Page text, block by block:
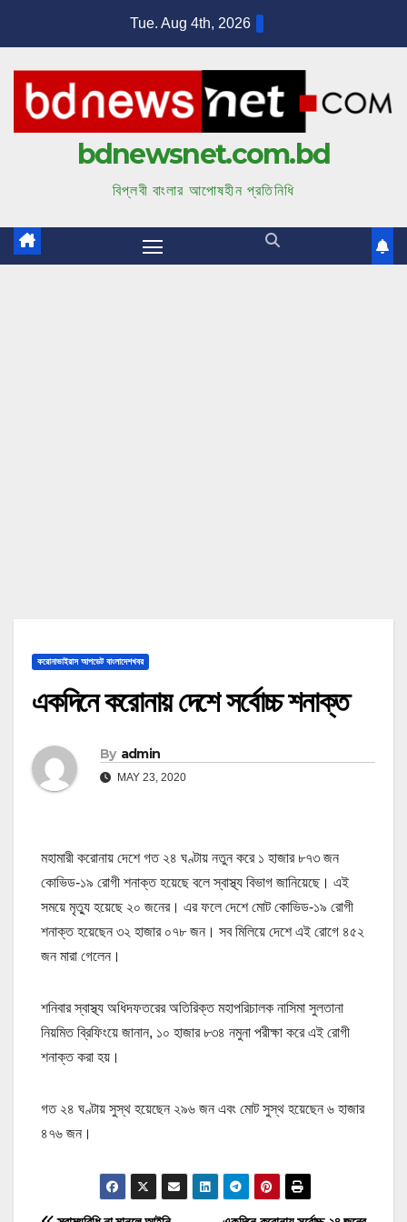
n
Tue. Aug 4th, 2026
bdnewsnet.com.bd
বিপ্লবী বাংলার আপোষহীন প্রতিনিধি
করোনাভাইরাস আপডেট বাংলাদেশখবর
একদিনে করোনায় দেশে সর্বোচ্চ শনাক্ত
By admin
MAY 23, 2020
মহামারী করোনায় দেশে গত ২৪ ঘণ্টায় নতুন করে ১ হাজার ৮৭৩ জন
কোভিড-১৯ রোগী শনাক্ত হয়েছে বলে স্বাস্থ্য বিভাগ জানিয়েছে। এই
সময়ে মৃত্যু হয়েছে ২০ জনের। এর ফলে দেশে মোট কোভিড-১৯ রোগী
শনাক্ত হয়েছেন ৩২ হাজার ০৭৮ জন। সব মিলিয়ে দেশে এই রোগে ৪৫২
জন মারা গেলেন।
শনিবার স্বাস্থ্য অধিদফতরের অতিরিক্ত মহাপরিচালক নাসিমা সুলতানা
নিয়মিত ব্রিফিংয়ে জানান, ১০ হাজার ৮৩৪ নমুনা পরীক্ষা করে এই রোগী
শনাক্ত করা হয়।
গত ২৪ ঘণ্টায় সুস্থ হয়েছেন ২৯৬ জন এবং মোট সুস্থ হয়েছেন ৬ হাজার
৪৭৬ জন।